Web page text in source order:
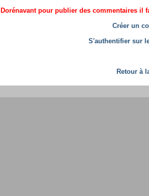
Dorénavant pour publier des commentaires il
Créer un
S'authentifier sur
Retour à